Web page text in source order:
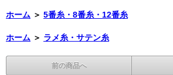
ホーム ＞ 5番糸・8番糸・12番糸
ホーム ＞ ラメ糸・サテン糸
前の商品へ